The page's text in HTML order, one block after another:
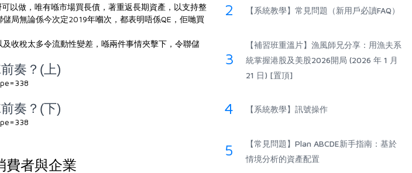
以做，唯有喺市場買長債，著重返長期資產，以支持整
局無論係今次定2019年嗰次，都表明唔係QE，佢哋買
收稅太多令流動性變差，喺兩件事情夾擊下，令聯儲
奏？(上)
奏？(下)
費者與企業
2 【系統教學】常見問題（新用戶必讀FAQ）
3
【補習班重溫片】漁風師兄分享：用漁夫系
統掌握港股及美股2026開局 (2026 年 1 月
21 日) [置頂]
4 【系統教學】訊號操作
5
【常見問題】Plan ABCDE新手指南：基於
情境分析的資產配置